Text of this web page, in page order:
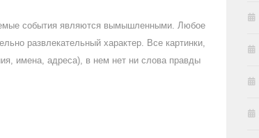
события являются вымышленными. Любое
развлекательный характер. Все картинки,
имена, адреса), в нем нет ни слова правды